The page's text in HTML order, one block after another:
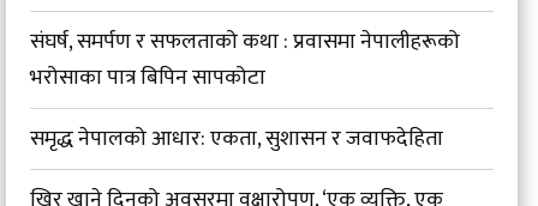
संघर्ष, समर्पण र सफलताको कथा : प्रवासमा नेपालीहरूको
भरोसाका पात्र बिपिन सापकोटा
समृद्ध नेपालको आधार: एकता, सुशासन र जवाफदेहिता